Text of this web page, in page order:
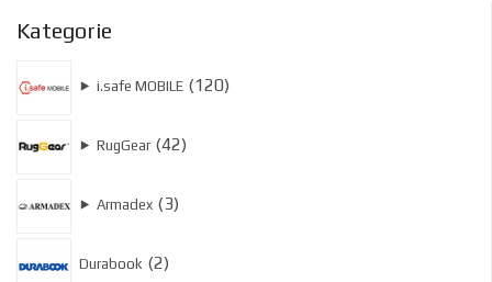
Kategorie
⯈ i.safe MOBILE 120
⯈ RugGear 42
⯈ Armadex 3
Durabook 2